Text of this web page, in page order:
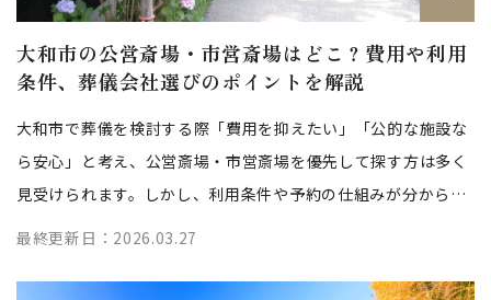
大和市の公営斎場・市営斎場はどこ？費用や利用
条件、葬儀会社選びのポイントを解説
大和市で葬儀を検討する際「費用を抑えたい」「公的な施設な
ら安心」と考え、公営斎場・市営斎場を優先して探す方は多く
見受けられます。しかし、利用条件や予約の仕組みが分からず
戸惑うこともあるでしょう。葬儀は...
最終更新日：2026.03.27